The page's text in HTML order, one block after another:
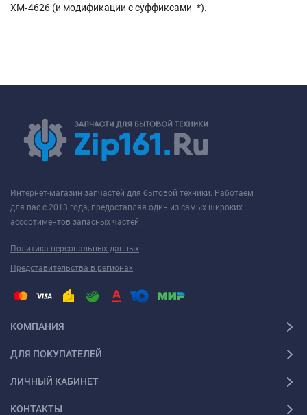
ХМ‑4626 (и модификации с суффиксами -*).
Интернет-магазин запчастей для бытовой техники. Работаем
для вас с 2013 года, предоставляя один из самых широких
ассортиментов запасных частей.
Политика персональных данных
Представительства в регионах
КОМПАНИЯ
ДЛЯ ПОКУПАТЕЛЕЙ
ЛИЧНЫЙ КАБИНЕТ
КОНТАКТЫ